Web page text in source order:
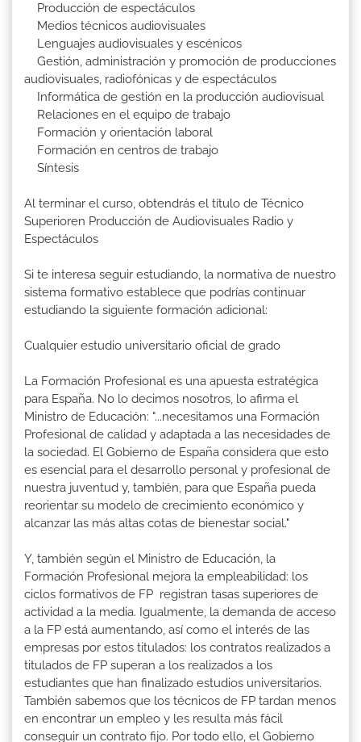
Producción de espectáculos
Medios técnicos audiovisuales
Lenguajes audiovisuales y escénicos
Gestión, administración y promoción de producciones
audiovisuales, radiofónicas y de espectáculos
Informática de gestión en la producción audiovisual
Relaciones en el equipo de trabajo
Formación y orientación laboral
Formación en centros de trabajo
Síntesis
Al terminar el curso, obtendrás el título de Técnico
Superioren Producción de Audiovisuales Radio y
Espectáculos
Si te interesa seguir estudiando, la normativa de nuestro
sistema formativo establece que podrías continuar
estudiando la siguiente formación adicional:
Cualquier estudio universitario oficial de grado
La Formación Profesional es una apuesta estratégica
para España. No lo decimos nosotros, lo afirma el
Ministro de Educación: "...necesitamos una Formación
Profesional de calidad y adaptada a las necesidades de
la sociedad. El Gobierno de España considera que esto
es esencial para el desarrollo personal y profesional de
nuestra juventud y, también, para que España pueda
reorientar su modelo de crecimiento económico y
alcanzar las más altas cotas de bienestar social."
Y, también según el Ministro de Educación, la
Formación Profesional mejora la empleabilidad: los
ciclos formativos de FP registran tasas superiores de
actividad a la media. Igualmente, la demanda de acceso
a la FP está aumentando, así como el interés de las
empresas por estos titulados: los contratos realizados a
titulados de FP superan a los realizados a los
estudiantes que han finalizado estudios universitarios.
También sabemos que los técnicos de FP tardan menos
en encontrar un empleo y les resulta más fácil
conseguir un contrato fijo. Por todo ello, el Gobierno